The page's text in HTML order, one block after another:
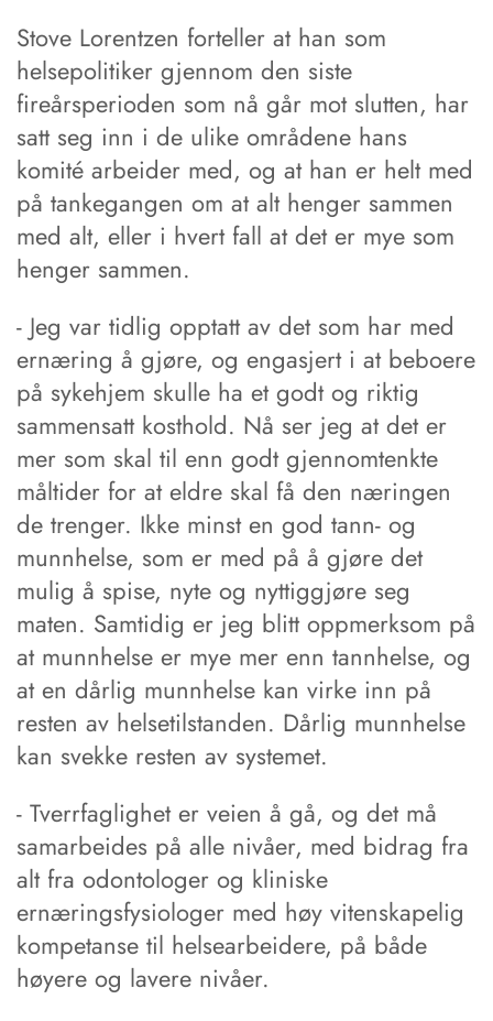
Stove Lorentzen forteller at han som
helsepolitiker gjennom den siste
fireårsperioden som nå går mot slutten, har
satt seg inn i de ulike områdene hans
komité arbeider med, og at han er helt med
på tankegangen om at alt henger sammen
med alt, eller i hvert fall at det er mye som
henger sammen.
- Jeg var tidlig opptatt av det som har med
ernæring å gjøre, og engasjert i at beboere
på sykehjem skulle ha et godt og riktig
sammensatt kosthold. Nå ser jeg at det er
mer som skal til enn godt gjennomtenkte
måltider for at eldre skal få den næringen
de trenger. Ikke minst en god tann- og
munnhelse, som er med på å gjøre det
mulig å spise, nyte og nyttiggjøre seg
maten. Samtidig er jeg blitt oppmerksom på
at munnhelse er mye mer enn tannhelse, og
at en dårlig munnhelse kan virke inn på
resten av helsetilstanden. Dårlig munnhelse
kan svekke resten av systemet.
- Tverrfaglighet er veien å gå, og det må
samarbeides på alle nivåer, med bidrag fra
alt fra odontologer og kliniske
ernæringsfysiologer med høy vitenskapelig
kompetanse til helsearbeidere, på både
høyere og lavere nivåer.